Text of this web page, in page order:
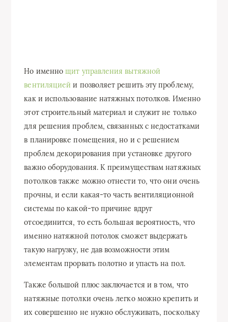
Но именнощит управления вытяжной
вентиляцией и позволяет решить эту проблему,
как и использование натяжных потолков. Именно
этот строительный материал и служит не только
для решения проблем, связанных с недостатками
в планировке помещения, но и с решением
проблем декорирования при установке другого
важно оборудования. К преимуществам натяжных
потолков также можно отнести то, что они очень
прочны, и если какая-то часть вентиляционной
системы по какой-то причине вдруг
отсоединится, то есть большая вероятность, что
именно натяжной потолок сможет выдержать
такую нагрузку, не дав возможности этим
элементам прорвать полотно и упасть на пол.
Также большой плюс заключается и в том, что
натяжные потолки очень легко можно крепить и
их совершенно не нужно обслуживать, поскольку